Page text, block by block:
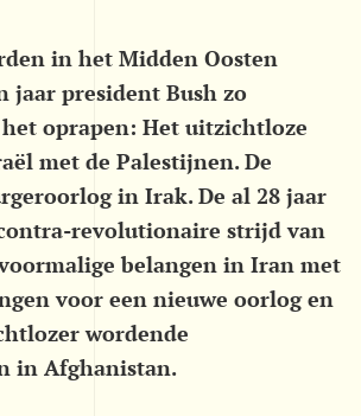
in het Midden Oosten
jaar president Bush zo
oprapen: Het uitzichtloze
met de Palestijnen. De
in Irak. De al 28 jaar
revolutionaire strijd van
belangen in Iran met
voor een nieuwe oorlog en
wordende
in Afghanistan.